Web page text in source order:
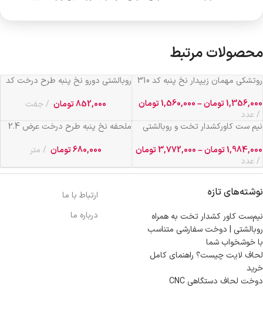
محصولات مرتبط
روتشکی مهمان زیپدار نخ پنبه کد 310
1,356,000تومان–
1,560,000تومان
عدد
روبالشتی دورو نخ پنبه طرح درخت کد
852,000تومان
جفت
نیم ست کاورکشدار تخت و روبالشتی
1,984,000تومان–
3,772,000تومان
عدد
ملحفه نخ پنبه طرح درخت عرض 2.4
680,000تومان متر
نوشته‌های تازه
نیم‌ست کاور کشدار تخت به همراه
روبالشتی | دوخت سفارشی متناسب
با خوشخواب شما
لحاف لایت چیست؟ راهنمای کامل
خرید
دوخت لحاف دستگاهی CNC
ارتباط با ما
درباره ما